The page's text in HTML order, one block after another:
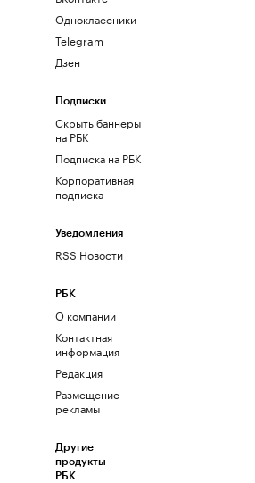
Одноклассники
Telegram
Дзен
Подписки
Скрыть баннеры
на РБК
Подписка на РБК
Корпоративная
подписка
Уведомления
RSS Новости
РБК
О компании
Контактная
информация
Редакция
Размещение
рекламы
Другие
продукты
РБК